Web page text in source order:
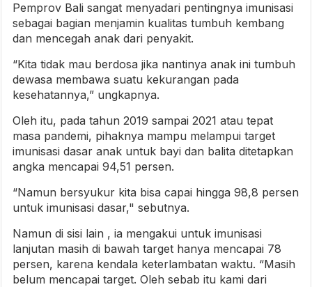
Pemprov Bali sangat menyadari pentingnya imunisasi
sebagai bagian menjamin kualitas tumbuh kembang
dan mencegah anak dari penyakit.
“Kita tidak mau berdosa jika nantinya anak ini tumbuh
dewasa membawa suatu kekurangan pada
kesehatannya,” ungkapnya.
Oleh itu, pada tahun 2019 sampai 2021 atau tepat
masa pandemi, pihaknya mampu melampui target
imunisasi dasar anak untuk bayi dan balita ditetapkan
angka mencapai 94,51 persen.
“Namun bersyukur kita bisa capai hingga 98,8 persen
untuk imunisasi dasar," sebutnya.
Namun di sisi lain , ia mengakui untuk imunisasi
lanjutan masih di bawah target hanya mencapai 78
persen, karena kendala keterlambatan waktu. “Masih
belum mencapai target. Oleh sebab itu kami dari